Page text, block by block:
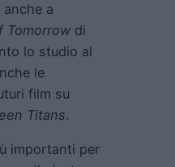
a
Tomorrow di
lo studio al
le
film su
Titans.
importanti per